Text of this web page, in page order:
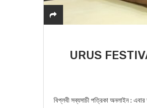
URUS FESTIVAL
বিপ্লবী সব্যসাচী পত্রিকা অনলাইন : এবার